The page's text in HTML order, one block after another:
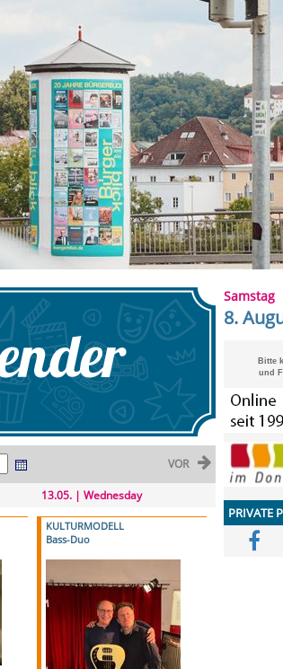
VOR
13.05. | Wednesday
KULTURMODELL
Bass-Duo
Samstag
8.
Bitte
und
PRIVATE